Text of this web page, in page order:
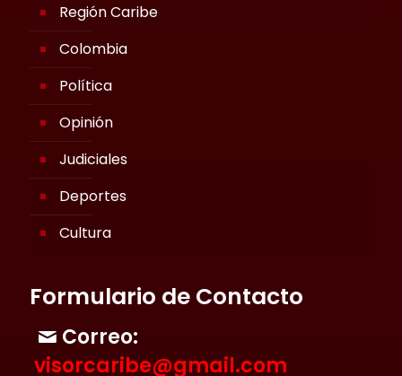
Región Caribe
Colombia
Política
Opinión
Judiciales
Deportes
Cultura
Formulario de Contacto
Correo:
visorcaribe@gmail.com